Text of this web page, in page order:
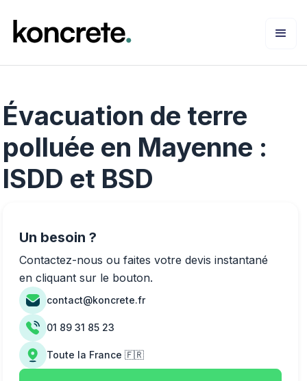
Évacuation de terre
polluée en Mayenne :
ISDD et BSD
Un besoin ?
Contactez-nous ou faites votre devis instantané
en cliquant sur le bouton.
contact@koncrete.fr
01 89 31 85 23
Toute la France 🇫🇷